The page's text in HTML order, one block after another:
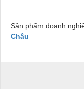
Sản phẩm doanh
Châu